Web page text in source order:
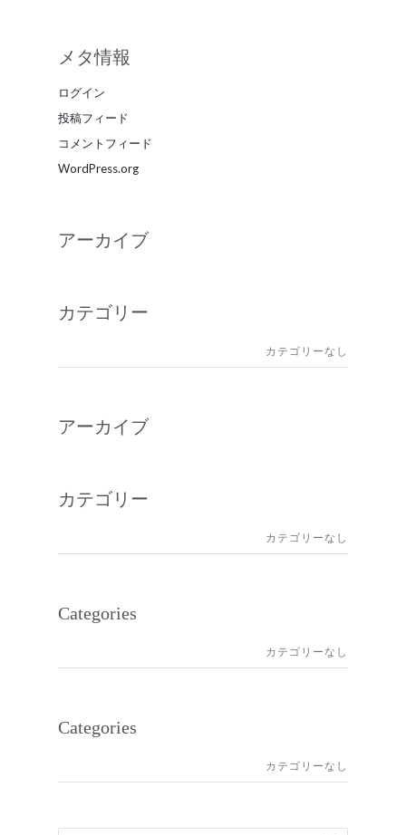
メタ情報
ログイン
投稿フィード
コメントフィード
WordPress.org
アーカイブ
カテゴリー
カテゴリーなし
アーカイブ
カテゴリー
カテゴリーなし
Categories
カテゴリーなし
Categories
カテゴリーなし